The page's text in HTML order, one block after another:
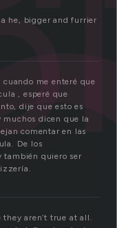
he, bigger and furrier
cuando me enteré que
️, esperé que
dije que esto es
dicen que la
comentar en las
De los
también quiero ser
aren’t true at all.